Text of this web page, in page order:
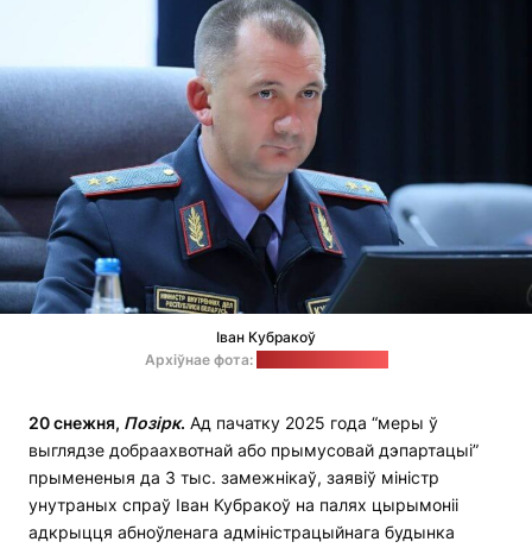
Іван Кубракоў
Архіўнае фота:
20 снежня, Позірк. Ад пачатку 2025 года “меры ў
выглядзе добраахвотнай або прымусовай дэпартацыі”
прымененыя да 3 тыс. замежнікаў, заявіў міністр
унутраных спраў Іван Кубракоў на палях цырымоніі
адкрыцця абноўленага адміністрацыйнага будынка